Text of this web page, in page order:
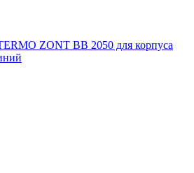
ZONT BB 2050 для корпуса